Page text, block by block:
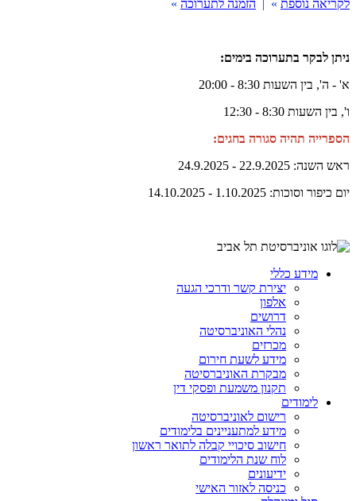
לקריאה נוספת » | הזמנה לתערוכה »
ניתן לבקר בתערוכה בימים:
א' - ה', בין השעות 8:30 - 20:00
ו', בין השעות 8:30 - 12:30
הספרייה תהיה סגורה בחגים:
ראש השנה: 22.9.2025 - 24.9.2025
יום כיפור וסוכות: 1.10.2025 - 14.10.2025
מידע כללי
יצירת קשר ודרכי הגעה
אלפון
דרושים
נהלי האוניברסיטה
מכרזים
מידע לשעת חירום
מבקרת האוניברסיטה
תקנון משמעת ופסקי דין
לימודים
רישום לאוניברסיטה
מידע למתעניינים בלימודים
חישוב סיכויי קבלה לתואר ראשון
לוח שנת הלימודים
ידיעונים
כניסה לאזור האישי